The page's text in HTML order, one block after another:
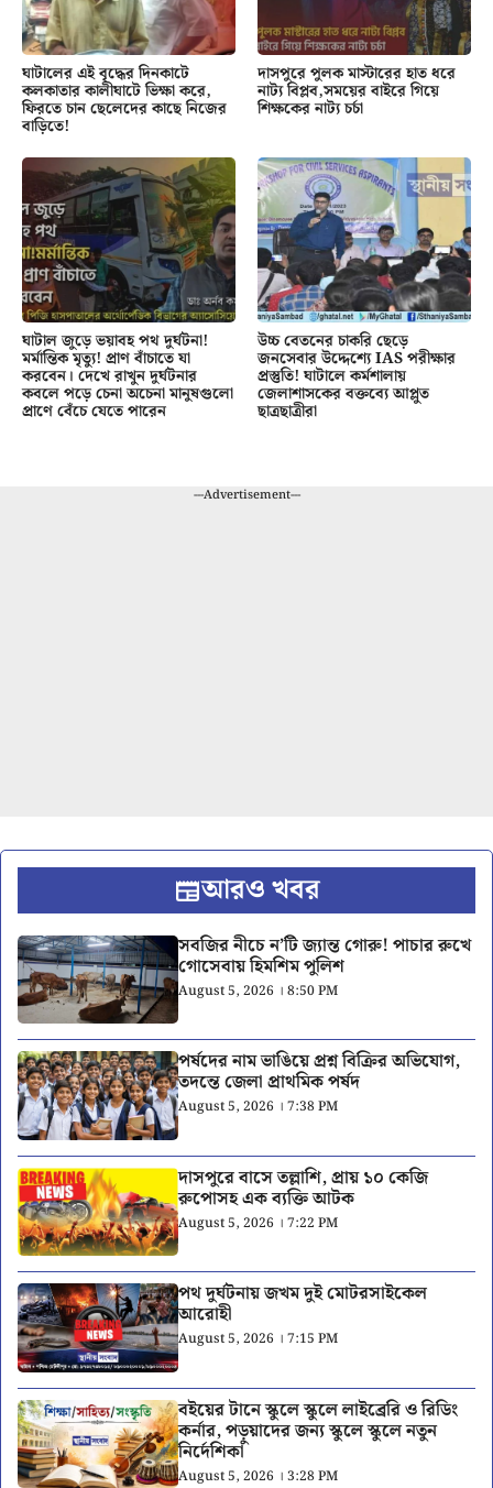
ঘাটালের এই বৃদ্ধের দিনকাটে
কলকাতার কালীঘাটে ভিক্ষা করে,
ফিরতে চান ছেলেদের কাছে নিজের
বাড়িতে!
দাসপুরে পুলক মাস্টারের হাত ধরে
নাট্য বিপ্লব,সময়ের বাইরে গিয়ে
শিক্ষকের নাট্য চর্চা
ঘাটাল জুড়ে ভয়াবহ পথ দুর্ঘটনা!
মর্মান্তিক মৃত্যু! প্রাণ বাঁচাতে যা
করবেন। দেখে রাখুন দুর্ঘটনার
কবলে পড়ে চেনা অচেনা মানুষগুলো
প্রাণে বেঁচে যেতে পারেন
উচ্চ বেতনের চাকরি ছেড়ে
জনসেবার উদ্দেশ্যে IAS পরীক্ষার
প্রস্তুতি! ঘাটালে কর্মশালায়
জেলাশাসকের বক্তব্যে আপ্লুত
ছাত্রছাত্রীরা
---Advertisement---
আরও খবর
সবজির নীচে ন’টি জ্যান্ত গোরু! পাচার রুখে
গোসেবায় হিমশিম পুলিশ
August 5, 2026 । 8:50 PM
পর্ষদের নাম ভাঙিয়ে প্রশ্ন বিক্রির অভিযোগ,
তদন্তে জেলা প্রাথমিক পর্ষদ
August 5, 2026 । 7:38 PM
দাসপুরে বাসে তল্লাশি, প্রায় ১০ কেজি
রুপোসহ এক ব্যক্তি আটক
August 5, 2026 । 7:22 PM
পথ দুর্ঘটনায় জখম দুই মোটরসাইকেল
আরোহী
August 5, 2026 । 7:15 PM
বইয়ের টানে স্কুলে স্কুলে লাইব্রেরি ও রিডিং
কর্নার, পড়ুয়াদের জন্য স্কুলে স্কুলে নতুন
নির্দেশিকা
August 5, 2026 । 3:28 PM